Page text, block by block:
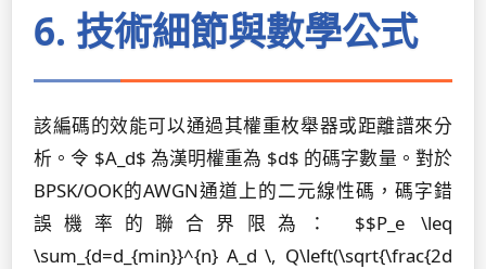
6. 技術細節與數學公式
該編碼的效能可以通過其權重枚舉器或距離譜來分
析。令 $A_d$ 為漢明權重為 $d$ 的碼字數量。對於
BPSK/OOK的AWGN通道上的二元線性碼，碼字錯
誤機率的聯合界限為： $$P_e \leq
\sum_{d=d_{min}}^{n} A_d \, Q\left(\sqrt{\frac{2d